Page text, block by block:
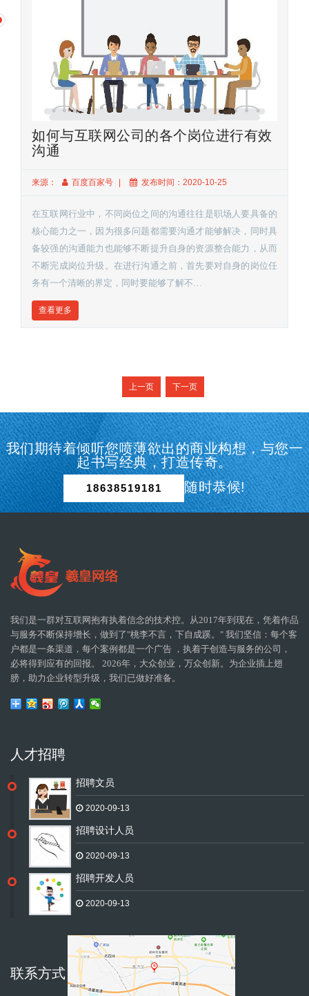
如何与互联网公司的各个岗位进行有效
沟通
来源： 百度百家号 发布时间：2020-10-25
在互联网行业中，不同岗位之间的沟通往往是职场人要具备的
核心能力之一，因为很多问题都需要沟通才能够解决，同时具
备较强的沟通能力也能够不断提升自身的资源整合能力，从而
不断完成岗位升级。在进行沟通之前，首先要对自身的岗位任
务有一个清晰的界定，同时要能够了解不…
查看更多
上一页 下一页
我们期待着倾听您喷薄欲出的商业构想，与您一
起书写经典，打造传奇。
18638519181 随时恭候!
我们是一群对互联网抱有执着信念的技术控。从2017年到现在，凭着作品
与服务不断保持增长，做到了"桃李不言，下自成蹊。" 我们坚信：每个客
户都是一条渠道，每个案例都是一个广告 ，执着于创造与服务的公司，
必将得到应有的回报。 2026年，大众创业，万众创新。为企业插上翅
膀，助力企业转型升级，我们已做好准备。
人才招聘
招聘文员
2020-09-13
招聘设计人员
2020-09-13
招聘开发人员
2020-09-13
联系方式